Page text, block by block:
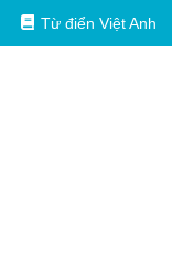
Từ điển Việt Anh